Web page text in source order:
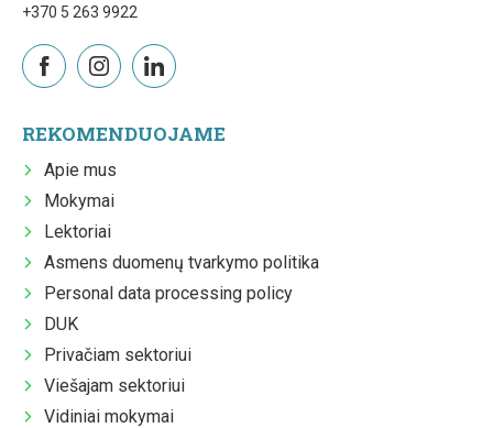
+370 5 263 9922
REKOMENDUOJAME
Apie mus
Mokymai
Lektoriai
Asmens duomenų tvarkymo politika
Personal data processing policy
DUK
Privačiam sektoriui
Viešajam sektoriui
Vidiniai mokymai